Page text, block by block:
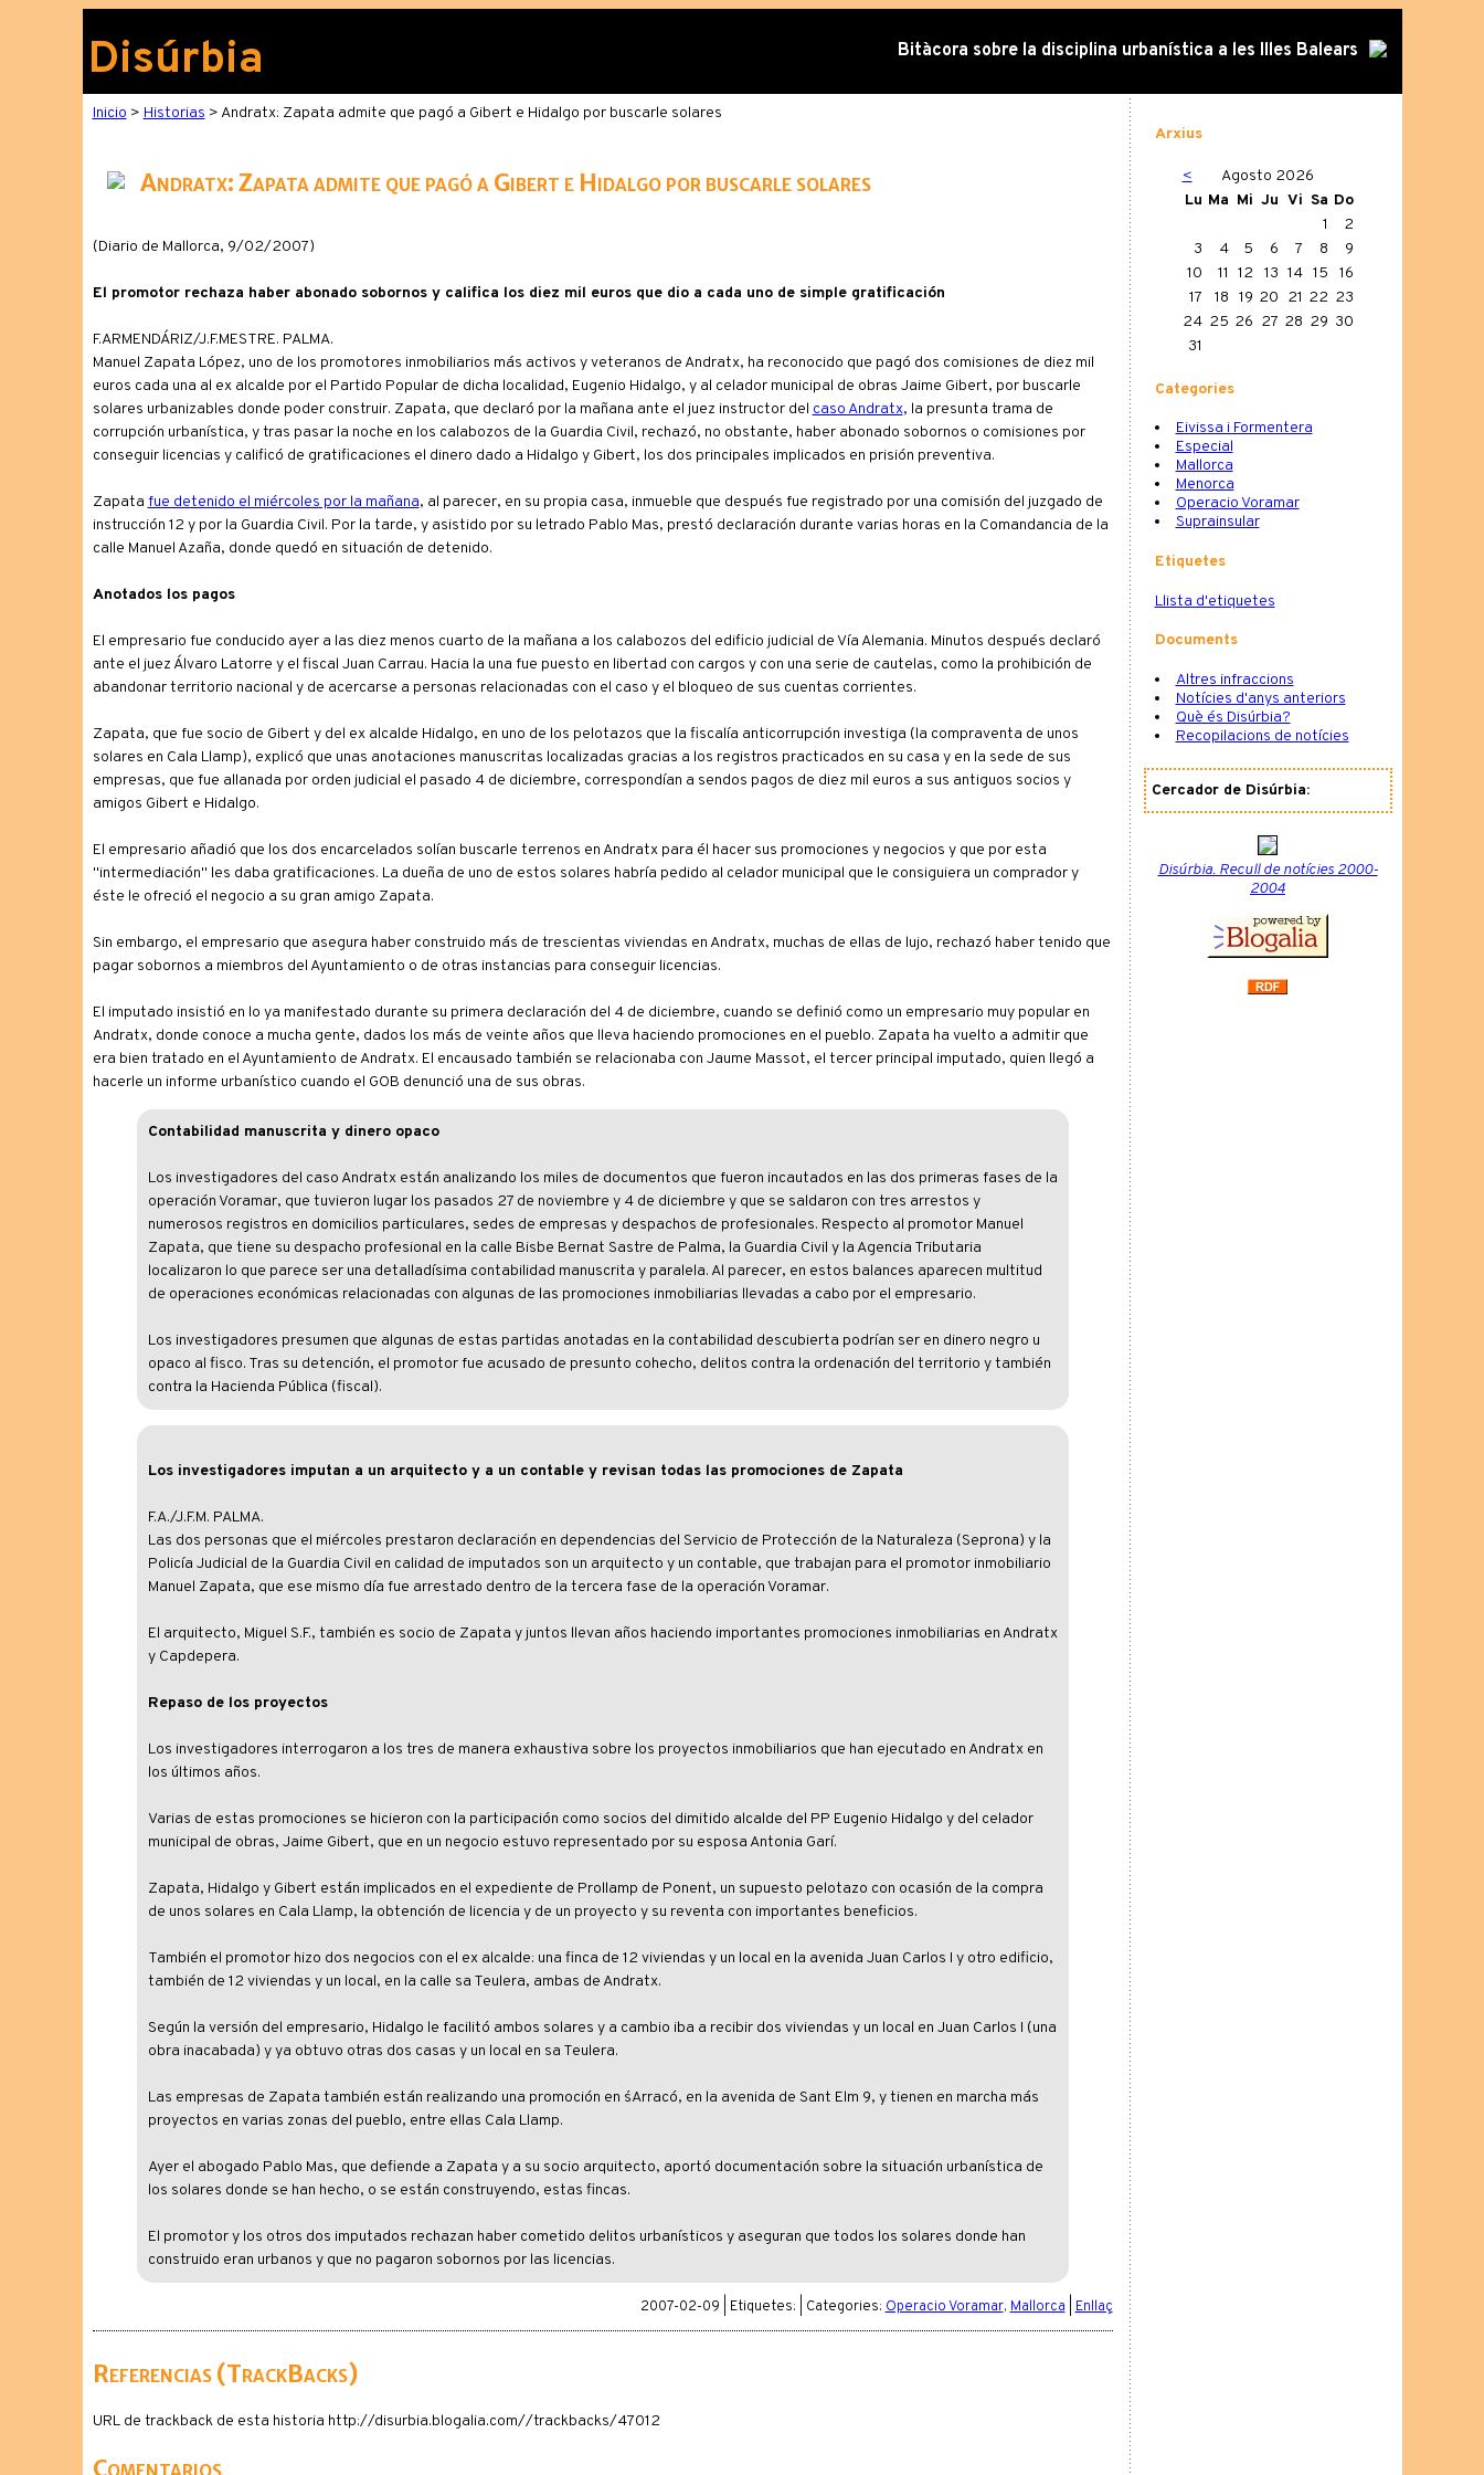
Disúrbia Bitàcora sobre la disciplina urbanística a les Illes Balears
Inicio > Historias > Andratx: Zapata admite que pagó a Gibert e Hidalgo por buscarle solares
Andratx: Zapata admite que pagó a Gibert e Hidalgo por buscarle solares
(Diario de Mallorca, 9/02/2007)
El promotor rechaza haber abonado sobornos y califica los diez mil euros que dio a cada uno de simple gratificación
F.ARMENDÁRIZ/J.F.MESTRE. PALMA.
Manuel Zapata López, uno de los promotores inmobiliarios más activos y veteranos de Andratx, ha reconocido que pagó dos comisiones de diez mil
euros cada una al ex alcalde por el Partido Popular de dicha localidad, Eugenio Hidalgo, y al celador municipal de obras Jaime Gibert, por buscarle
solares urbanizables donde poder construir. Zapata, que declaró por la mañana ante el juez instructor del caso Andratx, la presunta trama de
corrupción urbanística, y tras pasar la noche en los calabozos de la Guardia Civil, rechazó, no obstante, haber abonado sobornos o comisiones por
conseguir licencias y calificó de gratificaciones el dinero dado a Hidalgo y Gibert, los dos principales implicados en prisión preventiva.
Zapata fue detenido el miércoles por la mañana, al parecer, en su propia casa, inmueble que después fue registrado por una comisión del juzgado de
instrucción 12 y por la Guardia Civil. Por la tarde, y asistido por su letrado Pablo Mas, prestó declaración durante varias horas en la Comandancia de la
calle Manuel Azaña, donde quedó en situación de detenido.
Anotados los pagos
El empresario fue conducido ayer a las diez menos cuarto de la mañana a los calabozos del edificio judicial de Vía Alemania. Minutos después declaró
ante el juez Álvaro Latorre y el fiscal Juan Carrau. Hacia la una fue puesto en libertad con cargos y con una serie de cautelas, como la prohibición de
abandonar territorio nacional y de acercarse a personas relacionadas con el caso y el bloqueo de sus cuentas corrientes.
Zapata, que fue socio de Gibert y del ex alcalde Hidalgo, en uno de los pelotazos que la fiscalía anticorrupción investiga (la compraventa de unos
solares en Cala Llamp), explicó que unas anotaciones manuscritas localizadas gracias a los registros practicados en su casa y en la sede de sus
empresas, que fue allanada por orden judicial el pasado 4 de diciembre, correspondían a sendos pagos de diez mil euros a sus antiguos socios y
amigos Gibert e Hidalgo.
El empresario añadió que los dos encarcelados solían buscarle terrenos en Andratx para él hacer sus promociones y negocios y que por esta
"intermediación" les daba gratificaciones. La dueña de uno de estos solares habría pedido al celador municipal que le consiguiera un comprador y
éste le ofreció el negocio a su gran amigo Zapata.
Sin embargo, el empresario que asegura haber construido más de trescientas viviendas en Andratx, muchas de ellas de lujo, rechazó haber tenido que
pagar sobornos a miembros del Ayuntamiento o de otras instancias para conseguir licencias.
El imputado insistió en lo ya manifestado durante su primera declaración del 4 de diciembre, cuando se definió como un empresario muy popular en
Andratx, donde conoce a mucha gente, dados los más de veinte años que lleva haciendo promociones en el pueblo. Zapata ha vuelto a admitir que
era bien tratado en el Ayuntamiento de Andratx. El encausado también se relacionaba con Jaume Massot, el tercer principal imputado, quien llegó a
hacerle un informe urbanístico cuando el GOB denunció una de sus obras.
Contabilidad manuscrita y dinero opaco
Los investigadores del caso Andratx están analizando los miles de documentos que fueron incautados en las dos primeras fases de la
operación Voramar, que tuvieron lugar los pasados 27 de noviembre y 4 de diciembre y que se saldaron con tres arrestos y
numerosos registros en domicilios particulares, sedes de empresas y despachos de profesionales. Respecto al promotor Manuel
Zapata, que tiene su despacho profesional en la calle Bisbe Bernat Sastre de Palma, la Guardia Civil y la Agencia Tributaria
localizaron lo que parece ser una detalladísima contabilidad manuscrita y paralela. Al parecer, en estos balances aparecen multitud
de operaciones económicas relacionadas con algunas de las promociones inmobiliarias llevadas a cabo por el empresario.
Los investigadores presumen que algunas de estas partidas anotadas en la contabilidad descubierta podrían ser en dinero negro u
opaco al fisco. Tras su detención, el promotor fue acusado de presunto cohecho, delitos contra la ordenación del territorio y también
contra la Hacienda Pública (fiscal).
Los investigadores imputan a un arquitecto y a un contable y revisan todas las promociones de Zapata
F.A./J.F.M. PALMA.
Las dos personas que el miércoles prestaron declaración en dependencias del Servicio de Protección de la Naturaleza (Seprona) y la
Policía Judicial de la Guardia Civil en calidad de imputados son un arquitecto y un contable, que trabajan para el promotor inmobiliario
Manuel Zapata, que ese mismo día fue arrestado dentro de la tercera fase de la operación Voramar.
El arquitecto, Miguel S.F., también es socio de Zapata y juntos llevan años haciendo importantes promociones inmobiliarias en Andratx
y Capdepera.
Repaso de los proyectos
Los investigadores interrogaron a los tres de manera exhaustiva sobre los proyectos inmobiliarios que han ejecutado en Andratx en
los últimos años.
Varias de estas promociones se hicieron con la participación como socios del dimitido alcalde del PP Eugenio Hidalgo y del celador
municipal de obras, Jaime Gibert, que en un negocio estuvo representado por su esposa Antonia Garí.
Zapata, Hidalgo y Gibert están implicados en el expediente de Prollamp de Ponent, un supuesto pelotazo con ocasión de la compra
de unos solares en Cala Llamp, la obtención de licencia y de un proyecto y su reventa con importantes beneficios.
También el promotor hizo dos negocios con el ex alcalde: una finca de 12 viviendas y un local en la avenida Juan Carlos I y otro edificio,
también de 12 viviendas y un local, en la calle sa Teulera, ambas de Andratx.
Según la versión del empresario, Hidalgo le facilitó ambos solares y a cambio iba a recibir dos viviendas y un local en Juan Carlos I (una
obra inacabada) y ya obtuvo otras dos casas y un local en sa Teulera.
Las empresas de Zapata también están realizando una promoción en s´Arracó, en la avenida de Sant Elm 9, y tienen en marcha más
proyectos en varias zonas del pueblo, entre ellas Cala Llamp.
Ayer el abogado Pablo Mas, que defiende a Zapata y a su socio arquitecto, aportó documentación sobre la situación urbanística de
los solares donde se han hecho, o se están construyendo, estas fincas.
El promotor y los otros dos imputados rechazan haber cometido delitos urbanísticos y aseguran que todos los solares donde han
construido eran urbanos y que no pagaron sobornos por las licencias.
2007-02-09 | Etiquetes: | Categories: Operacio Voramar, Mallorca Enllaç
Referencias (TrackBacks)
URL de trackback de esta historia http://disurbia.blogalia.com//trackbacks/47012
Comentarios
Arxius
<
Agosto 2026
Lu Ma Mi Ju Vi Sa Do
1
2
3
4 5 6 7 8
9
10
11 12 13 14 15
16
17
18 19 20 21 22 23
24 25 26 27 28 29 30
31
Categories
Eivissa i Formentera
Especial
Mallorca
Menorca
Operacio Voramar
Suprainsular
Etiquetes
Llista d'etiquetes
Documents
Altres infraccions
Notícies d'anys anteriors
Què és Disúrbia?
Recopilacions de notícies
Cercador de Disúrbia:
Disúrbia. Recull de notícies 2000-
2004